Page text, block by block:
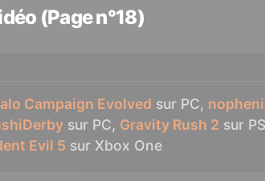
(Page n°18)
Campaign Evolved sur PC,
sur PC, Gravity Rush 2 sur
Evil 5 sur Xbox One